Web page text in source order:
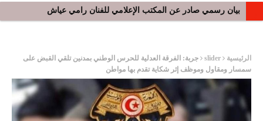
بيان رسمي صادر عن المكتب الإعلامي للفنان رامي عياش
الرئيسية slider
جربة: الفرقة العدلية للحرس الوطني بمدنين تلقي القبض على
سمسار ومقاول وموظف إثر شكاية تقدم بها مواطن